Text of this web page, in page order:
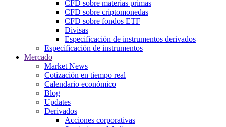
CFD sobre materias primas
CFD sobre criptomonedas
CFD sobre fondos ETF
Divisas
Especificación de instrumentos derivados
Especificación de instrumentos
Mercado
Market News
Cotización en tiempo real
Calendario económico
Blog
Updates
Derivados
Acciones corporativas